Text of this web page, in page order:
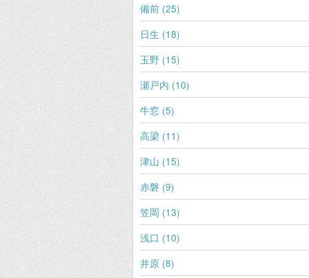
備前 (25)
日生 (18)
玉野 (15)
瀬戸内 (10)
牛窓 (5)
高梁 (11)
津山 (15)
赤磐 (9)
笠岡 (13)
浅口 (10)
井原 (8)